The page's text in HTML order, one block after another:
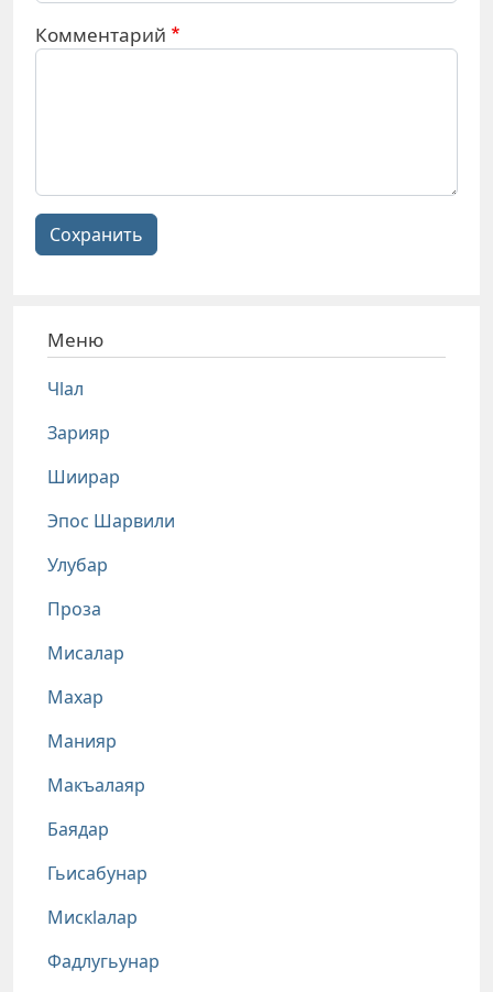
Комментарий
Сохранить
Меню
Чlал
Зарияр
Шиирар
Эпос Шарвили
Улубар
Проза
Мисалар
Махар
Манияр
Макъалаяр
Баядар
Гьисабунар
Мискlалар
Фадлугьунар